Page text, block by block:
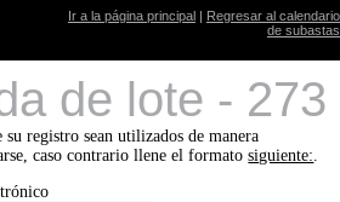
Ir a la página principal | Regresar al calendario
de subastas
de lote - 273
su registro sean utilizados de manera
caso contrario llene el formatosiguiente:.